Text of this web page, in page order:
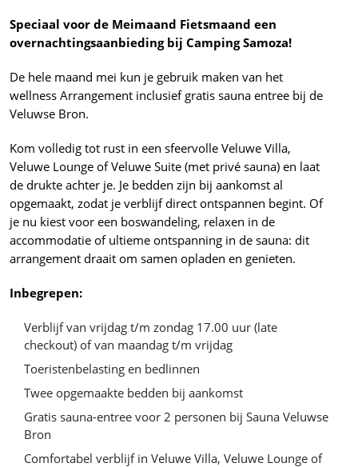
Speciaal voor de Meimaand Fietsmaand een
overnachtingsaanbieding bij Camping Samoza!
De hele maand mei kun je gebruik maken van het
wellness Arrangement inclusief gratis sauna entree bij de
Veluwse Bron.
Kom volledig tot rust in een sfeervolle Veluwe Villa,
Veluwe Lounge of Veluwe Suite (met privé sauna) en laat
de drukte achter je. Je bedden zijn bij aankomst al
opgemaakt, zodat je verblijf direct ontspannen begint. Of
je nu kiest voor een boswandeling, relaxen in de
accommodatie of ultieme ontspanning in de sauna: dit
arrangement draait om samen opladen en genieten.
Inbegrepen:
Verblijf van vrijdag t/m zondag 17.00 uur (late
checkout) of van maandag t/m vrijdag
Toeristenbelasting en bedlinnen
Twee opgemaakte bedden bij aankomst
Gratis sauna-entree voor 2 personen bij Sauna Veluwse
Bron
Comfortabel verblijf in Veluwe Villa, Veluwe Lounge of